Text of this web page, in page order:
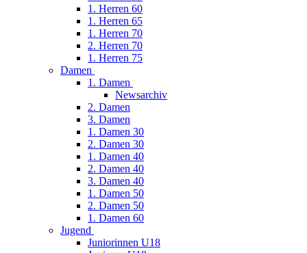
1. Herren 60
1. Herren 65
1. Herren 70
2. Herren 70
1. Herren 75
Damen
1. Damen
Newsarchiv
2. Damen
3. Damen
1. Damen 30
2. Damen 30
1. Damen 40
2. Damen 40
3. Damen 40
1. Damen 50
2. Damen 50
1. Damen 60
Jugend
Juniorinnen U18